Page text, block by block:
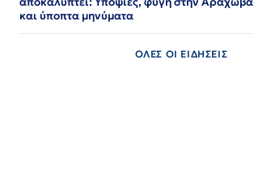
και ύποπτα μηνύματα
ΟΛΕΣ ΟΙ ΕΙΔΗΣΕΙΣ